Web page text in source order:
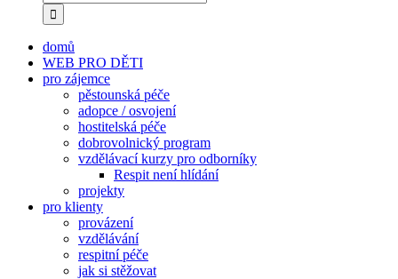
domů
WEB PRO DĚTI
pro zájemce
pěstounská péče
adopce / osvojení
hostitelská péče
dobrovolnický program
vzdělávací kurzy pro odborníky
Respit není hlídání
projekty
pro klienty
provázení
vzdělávání
respitní péče
jak si stěžovat